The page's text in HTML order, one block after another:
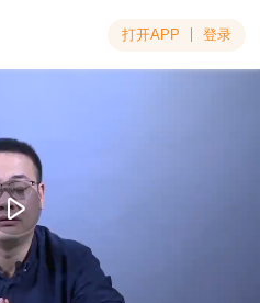
打开APP 登录